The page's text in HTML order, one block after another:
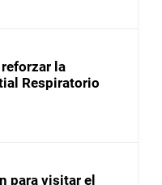
la
Respiratorio
para visitar el